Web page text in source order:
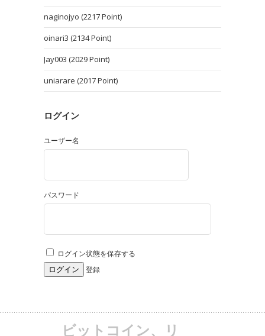
naginojyo (2217 Point)
oinari3 (2134 Point)
Jay003 (2029 Point)
uniarare (2017 Point)
ログイン
ユーザー名
パスワード
ログイン状態を保存する
登録
ビットコイン、リ